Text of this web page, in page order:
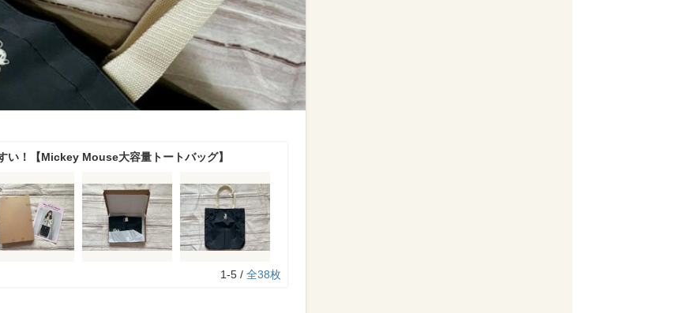
い！【Mickey Mouse大容量トートバッグ】
1-5 / 全38枚